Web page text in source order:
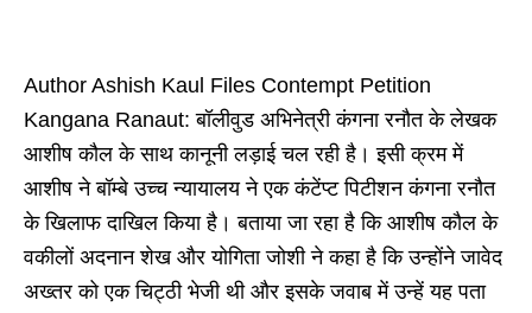
Author Ashish Kaul Files Contempt Petition
Kangana Ranaut: बॉलीवुड अभिनेत्री कंगना रनौत के लेखक
आशीष कौल के साथ कानूनी लड़ाई चल रही है। इसी क्रम में
आशीष ने बॉम्बे उच्च न्यायालय ने एक कंटेंप्ट पिटीशन कंगना रनौत
के खिलाफ दाखिल किया है। बताया जा रहा है कि आशीष कौल के
वकीलों अदनान शेख और योगिता जोशी ने कहा है कि उन्होंने जावेद
अख्तर को एक चिट्ठी भेजी थी और इसके जवाब में उन्हें यह पता